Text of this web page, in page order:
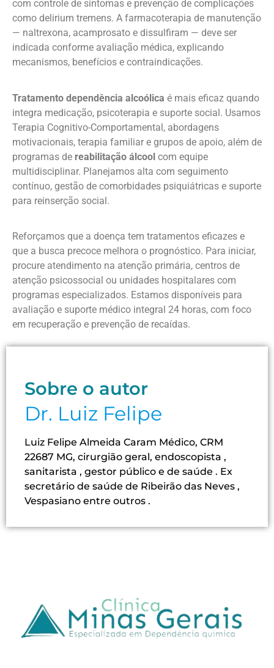
com controle de sintomas e prevenção de complicações
como delirium tremens. A farmacoterapia de manutenção
— naltrexona, acamprosato e dissulfiram — deve ser
indicada conforme avaliação médica, explicando
mecanismos, benefícios e contraindicações.
Tratamento dependência alcoólica é mais eficaz quando
integra medicação, psicoterapia e suporte social. Usamos
Terapia Cognitivo-Comportamental, abordagens
motivacionais, terapia familiar e grupos de apoio, além de
programas de reabilitação álcool com equipe
multidisciplinar. Planejamos alta com seguimento
contínuo, gestão de comorbidades psiquiátricas e suporte
para reinserção social.
Reforçamos que a doença tem tratamentos eficazes e
que a busca precoce melhora o prognóstico. Para iniciar,
procure atendimento na atenção primária, centros de
atenção psicossocial ou unidades hospitalares com
programas especializados. Estamos disponíveis para
avaliação e suporte médico integral 24 horas, com foco
em recuperação e prevenção de recaídas.
Sobre o autor
Dr. Luiz Felipe
Luiz Felipe Almeida Caram Médico, CRM
22687 MG, cirurgião geral, endoscopista ,
sanitarista , gestor público e de saúde . Ex
secretário de saúde de Ribeirão das Neves ,
Vespasiano entre outros .